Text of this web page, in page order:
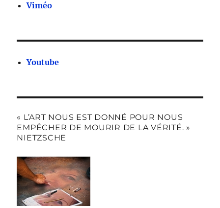
Viméo
Youtube
« L’ART NOUS EST DONNÉ POUR NOUS
EMPÊCHER DE MOURIR DE LA VÉRITÉ. »
NIETZSCHE